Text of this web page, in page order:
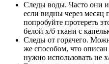
Следы воды. Часто они
если видны через месяц
попробуйте протереть
белой х/б ткани с
Следы от горячего.
же способом, что
нужно использовать не